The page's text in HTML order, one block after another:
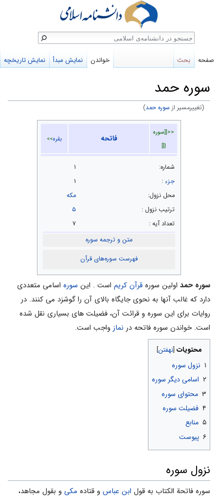
سوره حمد
(تغییرمسیر از سوره‌ حمد)
<<[[سوره
|]]
فاتحه بقره>>
شماره:
۱
جزء :
۱
محل نزول:
مکه
ترتيب نزول :
۵
تعداد آیه :
۷
متن و ترجمه سوره
فهرست سوره‌های قرآن
سوره حمد اولین سوره قرآن کریم است . این سوره اسامی متعددی
دارد که غالب آنها به نحوی جایگاه بالای آن را گوشزد می کنند. در
روایات برای این سوره و قرائت آن، فضیلت های بسیاری نقل شده
است. خواندن سوره فاتحه در نماز واجب است.
محتویات
۱ نزول سوره
۲ اسامى دیگر سوره
۳ محتوای سوره
۴ فضیلت سوره
۵ منابع
۶ پیوست
نزول سوره
سوره فاتحة الکتاب به قول ابن عباس و قتاده مکی و بقول مجاهد،
صفحه بحث خواندن نمایش مبدأ نمایش تاریخچه
جستجو